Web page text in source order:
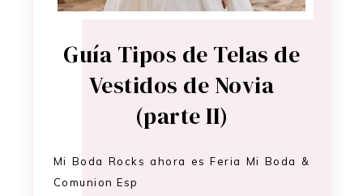
Guía Tipos de Telas de
Vestidos de Novia
(parte II)
Mi Boda Rocks ahora es Feria Mi Boda &
Comunion Esp